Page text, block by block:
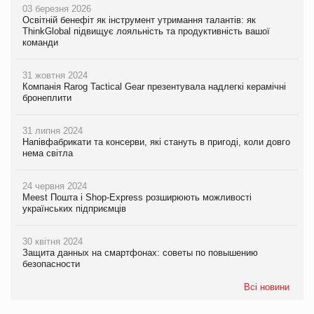
03 березня 2026
Освітній бенефіт як інструмент утримання талантів: як
ThinkGlobal підвищує лояльність та продуктивність вашої
команди
31 жовтня 2024
Компанія Rarog Tactical Gear презентувала надлегкі керамічні
бронеплити
31 липня 2024
Напівфабрикати та консерви, які стануть в пригоді, коли довго
нема світла
24 червня 2024
Meest Пошта і Shop-Express розширюють можливості
українських підприємців
30 квітня 2024
Защита данных на смартфонах: советы по повышению
безопасности
Всі новини